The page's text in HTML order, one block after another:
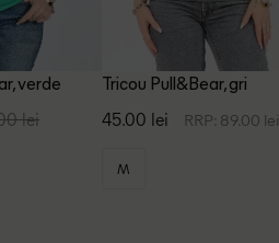
verde
lei
Tricou Pull&Bear, gri
45.00 lei RRP: 89.00 lei
M